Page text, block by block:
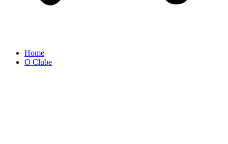
Home
O Clube